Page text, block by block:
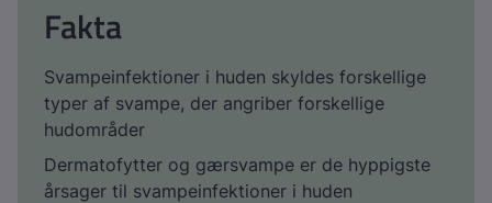
Fakta
Svampeinfektioner i huden skyldes forskellige
typer af svampe, der angriber forskellige
hudområder
Dermatofytter og gærsvampe er de hyppigste
årsager til svampeinfektioner i huden